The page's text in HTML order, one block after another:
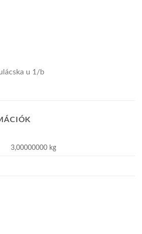
u 1/b
3,00000000 kg